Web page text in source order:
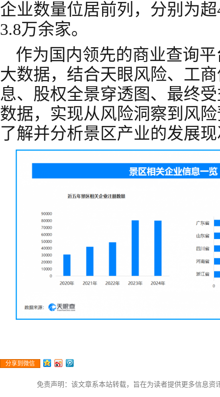
企业数量位居前列，分别为
3.8万余家。
作为国内领先的商业查询
大数据，结合天眼风险、工
息、股权全景穿透图、最终
数据，实现从风险洞察到风
了解并分析景区产业的发展
分享到微信
免责声明：该文章系本站转载，旨在为读者提供更多信息